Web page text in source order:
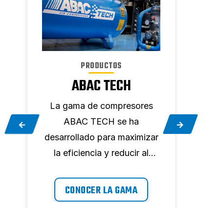
PRODUCTOS
ABAC TECH
La gama de compresores
ABAC TECH se ha
desarrollado para maximizar
la eficiencia y reducir al
en el punto de uso gracias a
su suministro de aire según
CONOCER LA GAMA